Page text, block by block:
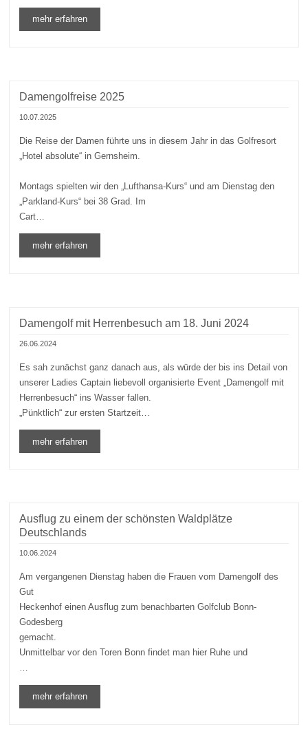
mehr erfahren
Damengolfreise 2025
10.07.2025
Die Reise der Damen führte uns in diesem Jahr in das Golfresort
„Hotel absolute“ in Gernsheim.
Montags spielten wir den „Lufthansa-Kurs“ und am Dienstag den
„Parkland-Kurs“ bei 38 Grad. Im
Cart…
mehr erfahren
Damengolf mit Herrenbesuch am 18. Juni 2024
26.06.2024
Es sah zunächst ganz danach aus, als würde der bis ins Detail von
unserer Ladies Captain liebevoll organisierte Event „Damengolf mit
Herrenbesuch“ ins Wasser fallen.
„Pünktlich“ zur ersten Startzeit…
mehr erfahren
Ausflug zu einem der schönsten Waldplätze
Deutschlands
10.06.2024
Am vergangenen Dienstag haben die Frauen vom Damengolf des
Gut
Heckenhof einen Ausflug zum benachbarten Golfclub Bonn-
Godesberg
gemacht.
Unmittelbar vor den Toren Bonn findet man hier Ruhe und
…
mehr erfahren